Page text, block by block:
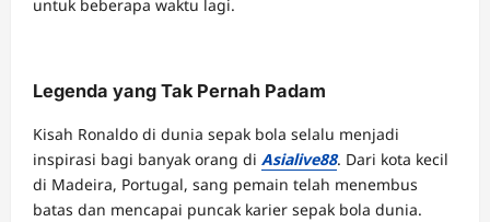
untuk beberapa waktu lagi.
Legenda yang Tak Pernah Padam
Kisah Ronaldo di dunia sepak bola selalu menjadi
inspirasi bagi banyak orang di Asialive88. Dari kota kecil
di Madeira, Portugal, sang pemain telah menembus
batas dan mencapai puncak karier sepak bola dunia.